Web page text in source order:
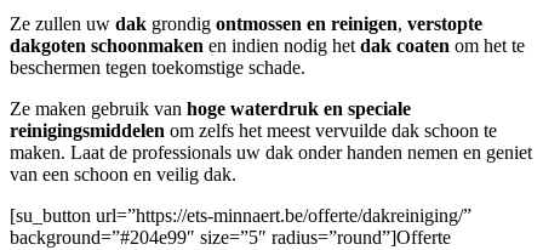
Ze zullen uw dak grondig ontmossen en reinigen, verstopte
dakgoten schoonmaken en indien nodig het dak coaten om het te
beschermen tegen toekomstige schade.
Ze maken gebruik van hoge waterdruk en speciale
reinigingsmiddelen om zelfs het meest vervuilde dak schoon te
maken. Laat de professionals uw dak onder handen nemen en geniet
van een schoon en veilig dak.
[su_button url=”https://ets-minnaert.be/offerte/dakreiniging/”
background=”#204e99″ size=”5″ radius=”round”]Offerte